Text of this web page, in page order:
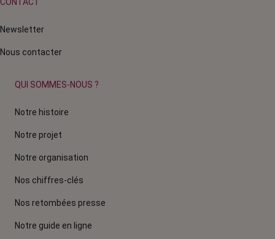
CONTACT
Newsletter
Nous contacter
QUI SOMMES-NOUS ?
Notre histoire
Notre projet
Notre organisation
Nos chiffres-clés
Nos retombées presse
Notre guide en ligne